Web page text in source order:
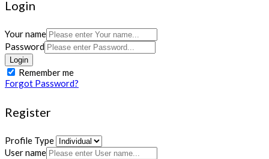
Login
Your name
Password
Login
Remember me
Forgot Password?
Register
Profile Type
User name